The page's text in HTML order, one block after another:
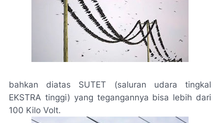
bahkan diatas SUTET (saluran udara tingkal
EKSTRA tinggi) yang tegangannya bisa lebih dari
100 Kilo Volt.